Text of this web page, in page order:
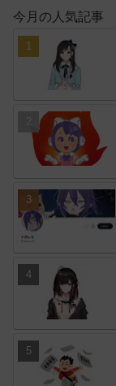
今月の人気記事